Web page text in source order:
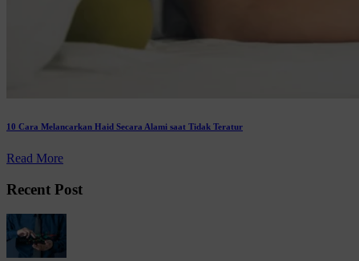
10 Cara Melancarkan Haid Secara Alami saat Tidak Teratur
Read More
Recent Post